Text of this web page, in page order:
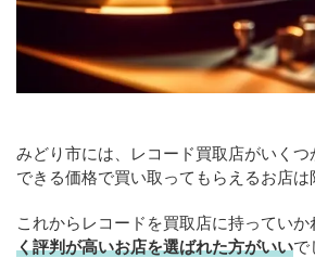
みどり市には、レコード買取店がいくつ
できる価格で買い取ってもらえるお店は
これからレコードを買取店に持っていか
く評判が高いお店を選ばれた方がいいで